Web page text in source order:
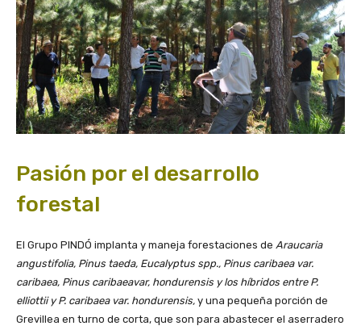
Pasión por el desarrollo
forestal
El Grupo PINDÓ implanta y maneja forestaciones de Araucaria
angustifolia, Pinus taeda, Eucalyptus spp., Pinus caribaea var.
caribaea, Pinus caribaeavar, hondurensis y los híbridos entre P.
elliottii y P. caribaea var. hondurensis, y una pequeña porción de
Grevillea en turno de corta, que son para abastecer el aserradero